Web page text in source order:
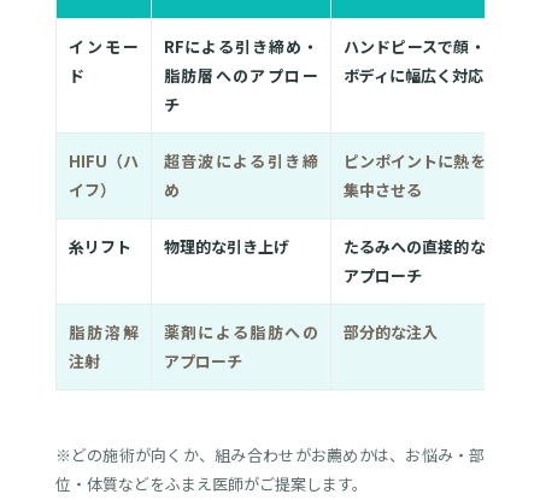
インモー
ド
RFによる引き締め・
脂肪層へのアプロー
チ
ハンドピースで顔・
ボディに幅広く対応
HIFU（ハ
イフ）
超音波による引き締
め
ピンポイントに熱を
集中させる
糸リフト 物理的な引き上げ
たるみへの直接的な
アプローチ
脂肪溶解
注射
薬剤による脂肪への
アプローチ
部分的な注入
※どの施術が向くか、組み合わせがお薦めかは、お悩み・部
位・体質などをふまえ医師がご提案します。